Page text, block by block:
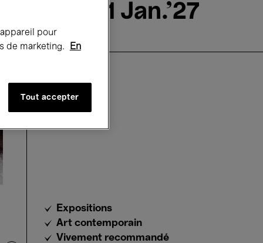
31 Jan.'27
Expositions
Art contemporain
Vivement recommandé
pour
de marketing.
En
Tout accepter